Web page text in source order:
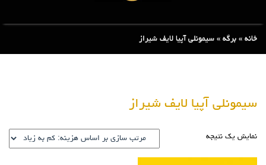
خانه » برگه » سیمونلی آپیا لایف شیراز
سیمونلی آپیا لایف شیراز
نمایش یک نتیجه